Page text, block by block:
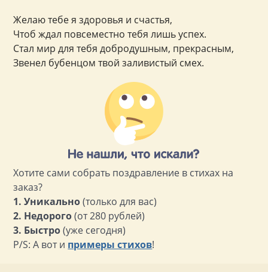
Желаю тебе я здоровья и счастья,
Чтоб ждал повсеместно тебя лишь успех.
Стал мир для тебя добродушным, прекрасным,
Звенел бубенцом твой заливистый смех.
Хотите сами собрать поздравление в стихах на
заказ?
1. Уникально(только для вас)
2. Недорого(от 280 рублей)
3. Быстро(уже сегодня)
P/S: А вот и примеры стихов!